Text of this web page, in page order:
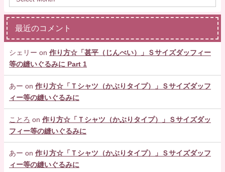
最近のコメント
シェリー on 作り方☆「甚平（じんべい）」Ｓサイズダッフィー
等の縫いぐるみに Part 1
あー on 作り方☆「Ｔシャツ（かぶりタイプ）」Ｓサイズダッフ
ィー等の縫いぐるみに
ことろ on 作り方☆「Ｔシャツ（かぶりタイプ）」Ｓサイズダッ
フィー等の縫いぐるみに
あー on 作り方☆「Ｔシャツ（かぶりタイプ）」Ｓサイズダッフ
ィー等の縫いぐるみに